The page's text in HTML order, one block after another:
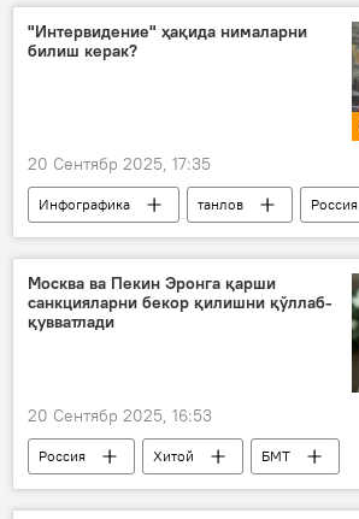
кўргазма
кулолчилик
"Интервидение" ҳақида нималарни
билиш керак?
20 Сентябр 2025, 17:35
Инфографика танлов
Россия
Москва
Москва ва Пекин Эронга қарши
санкцияларни бекор қилишни қўллаб-
қувватлади
20 Сентябр 2025, 16:53
Россия Хитой
БМТ
санкция
санкциялар рўйхати